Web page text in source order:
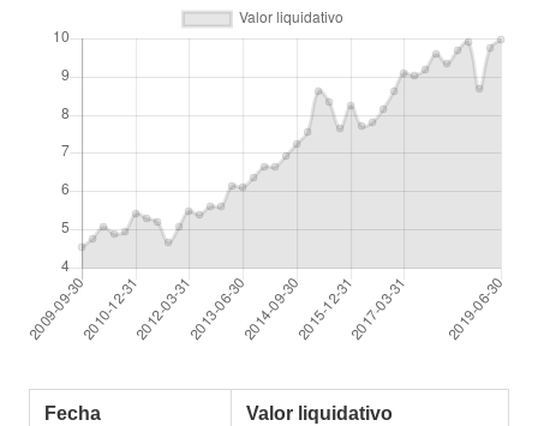
Fecha Valor liquidativo